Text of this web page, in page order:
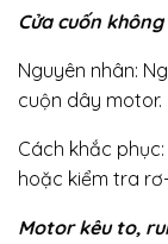
Cửa cuốn
Nguyên nhân:
cuộn dây motor.
Cách khắc
hoặc kiểm tra
Motor kêu to,